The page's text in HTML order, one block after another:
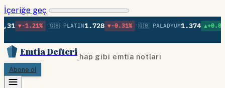
İçeriğe geç
• 🇬🇧 PLATIN1.728 ▼-0.31% • 🇬🇧 PALADYUM1.374 ▲+0.86% • 🇬🇧
Emtia Defteri hap gibi emtia notları
Abone ol